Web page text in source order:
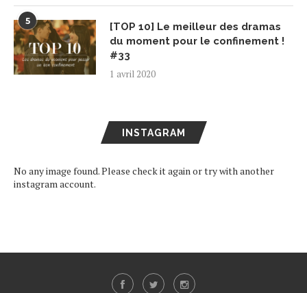
5
[TOP 10] Le meilleur des dramas
du moment pour le confinement !
#33
1 avril 2020
INSTAGRAM
No any image found. Please check it again or try with another
instagram account.